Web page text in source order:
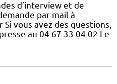
d’interview et de
par mail à
vous avez des questions,
au 04 67 33 04 02 Le